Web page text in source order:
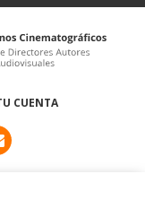
CUENTA